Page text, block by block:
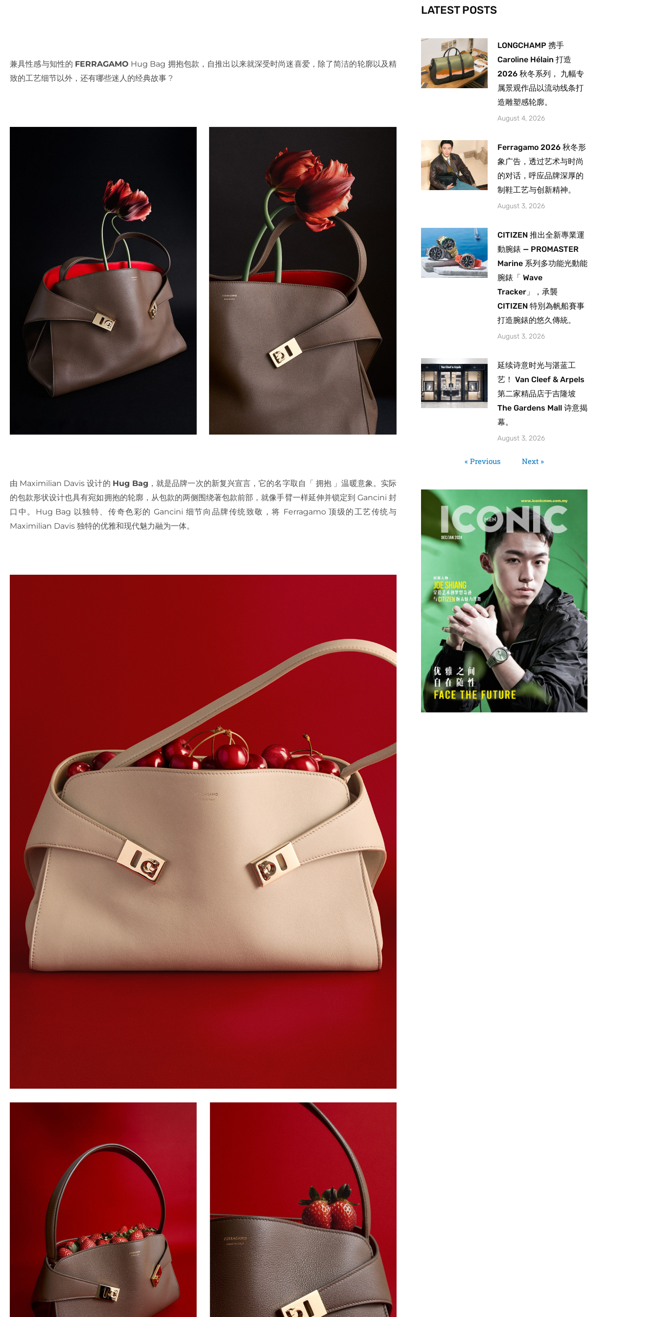
兼具性感与知性的 FERRAGAMO Hug Bag 拥抱包款，自推出以来就深受时尚迷喜爱，除了简洁的轮廓以及精
致的工艺细节以外，还有哪些迷人的经典故事 ?
由 Maximilian Davis 设计的 Hug Bag ，就是品牌一次的新复兴宣言，它的名字取自「 拥抱 」温暖意象。实际
的包款形状设计也具有宛如拥抱的轮廓，从包款的两侧围绕著包款前部，就像手臂一样延伸并锁定到 Gancini 封
口中。Hug Bag 以独特、传奇色彩的 Gancini 细节向品牌传统致敬，将 Ferragamo 顶级的工艺传统与
Maximilian Davis 独特的优雅和现代魅力融为一体。
-
f
m
LATEST POSTS
LONGCHAMP 携手
Caroline Hélain 打造
2026 秋冬系列， 九幅专
属景观作品以流动线条打
造雕塑感轮廓。
August 4, 2026
Ferragamo 2026 秋冬形
象广告，透过艺术与时尚
的对话，呼应品牌深厚的
制鞋工艺与创新精神。
August 3, 2026
CITIZEN 推出全新專業運
動腕錶 — PROMASTER
Marine 系列多功能光動能
腕錶「 Wave
Tracker」，承襲
CITIZEN 特別為帆船賽事
打造腕錶的悠久傳統。
August 3, 2026
延续诗意时光与湛蓝工
艺！ Van Cleef & Arpels
第二家精品店于吉隆坡
The Gardens Mall 诗意揭
幕。
August 3, 2026
« Previous Next »